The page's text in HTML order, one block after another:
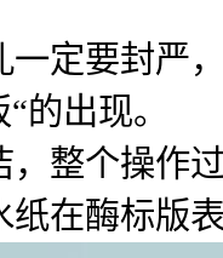
一定要封严
的出现。
，整个操作
纸在酶标版